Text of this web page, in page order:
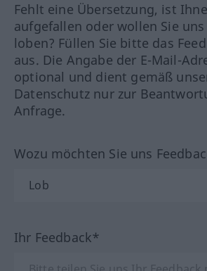
Fehlt eine Übersetzung, ist
aufgefallen oder wollen Sie
loben? Füllen Sie bitte das
aus. Die Angabe der E-Mail-
optional und dient gemäß
Datenschutz nur zur
Anfrage.
Wozu möchten Sie uns
Ihr Feedback*